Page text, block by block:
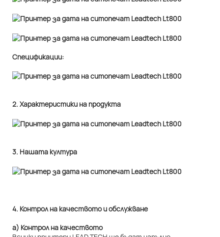
Спецификации:
2. Характеристики на продукта
3. Нашата култура
4. Контрол на качеството и обслужване
а) Контрол на качеството